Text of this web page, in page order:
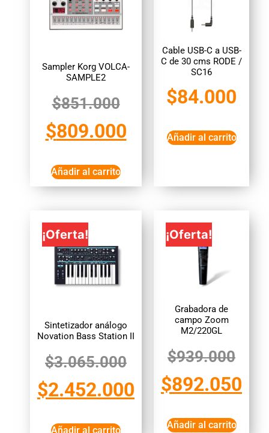
Sampler Korg VOLCA-
SAMPLE2
$851.000
$809.000
Añadir al carrito
Cable USB-C a USB-
C de 30 cms RODE /
SC16
$84.000
Añadir al carrito
¡Oferta!
Sintetizador análogo
Novation Bass Station II
$3.065.000
$2.452.000
Añadir al carrito
¡Oferta!
Grabadora de
campo Zoom
M2/220GL
$939.000
$892.050
Añadir al carrito